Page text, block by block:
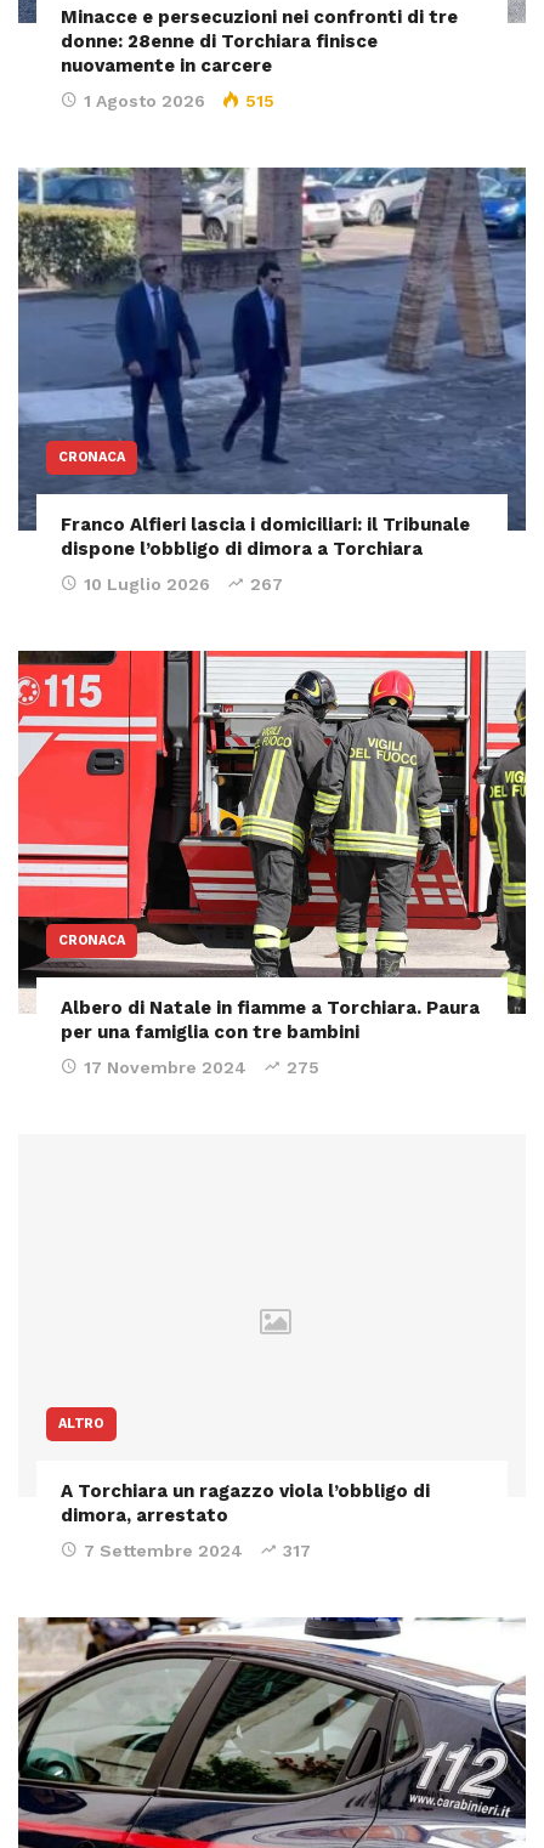
Minacce e persecuzioni nei confronti di tre
donne: 28enne di Torchiara finisce
nuovamente in carcere
1 Agosto 2026 515
CRONACA
Franco Alfieri lascia i domiciliari: il Tribunale
dispone l’obbligo di dimora a Torchiara
10 Luglio 2026 267
CRONACA
Albero di Natale in fiamme a Torchiara. Paura
per una famiglia con tre bambini
17 Novembre 2024 275
ALTRO
A Torchiara un ragazzo viola l’obbligo di
dimora, arrestato
7 Settembre 2024 317